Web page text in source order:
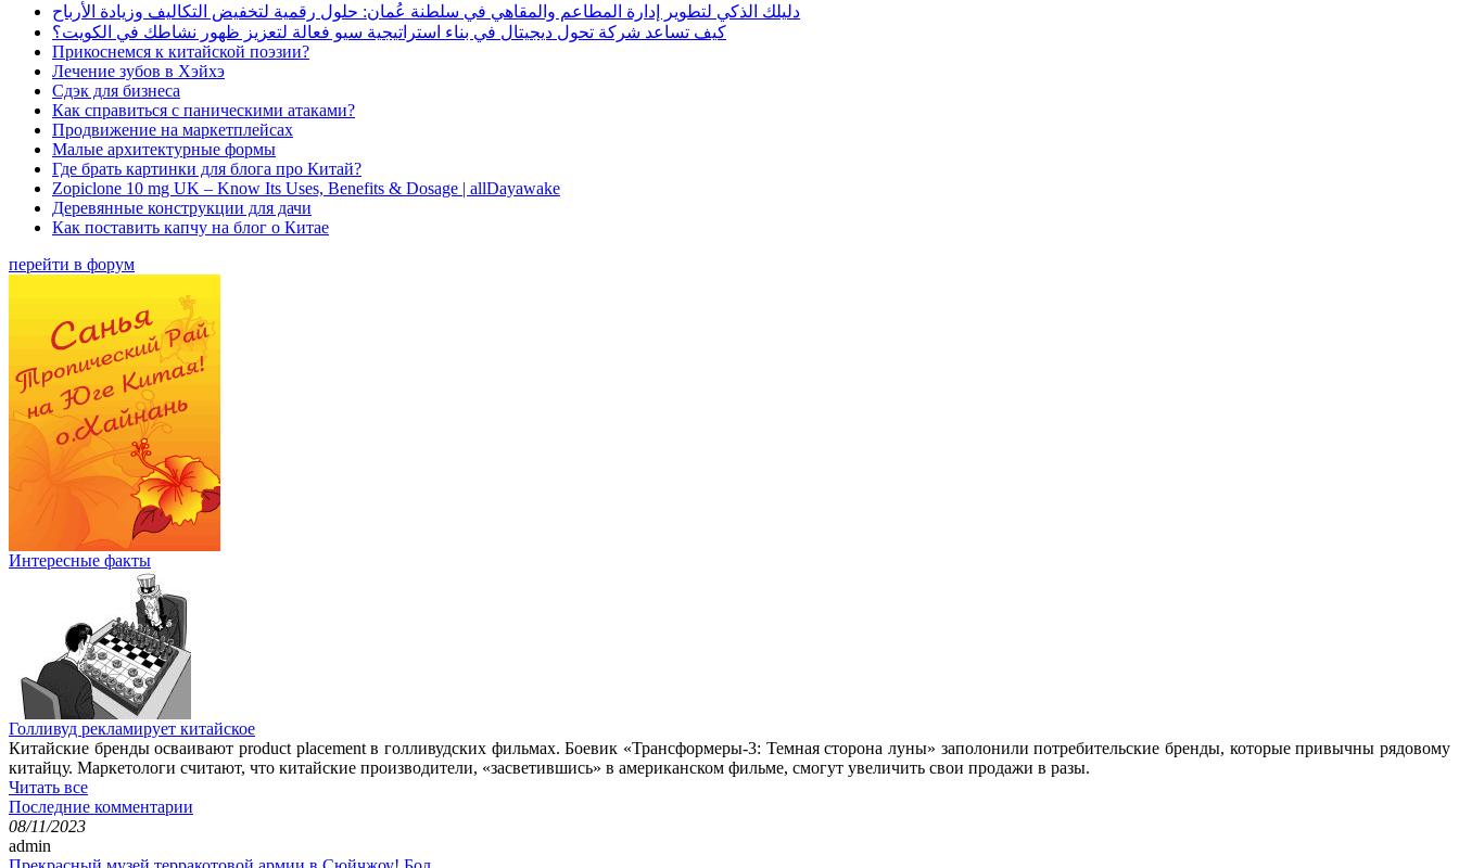
دليلك الذكي لتطوير إدارة المطاعم والمقاهي في سلطنة عُمان: حلول رقمية لتخفيض التكاليف وزيادة الأرباح
كيف تساعد شركة تحول ديجيتال في بناء استراتيجية سيو فعالة لتعزيز ظهور نشاطك في الكويت؟
Прикоснемся к китайской поэзии?
Лечение зубов в Хэйхэ
Сдэк для бизнеса
Как справиться с паническими атаками?
Продвижение на маркетплейсах
Малые архитектурные формы
Где брать картинки для блога про Китай?
Zopiclone 10 mg UK – Know Its Uses, Benefits & Dosage | allDayawake
Деревянные конструкции для дачи
Как поставить капчу на блог о Китае
перейти в форум
Интересные факты
Голливуд рекламирует китайское
Китайские бренды осваивают product placement в голливудских фильмах. Боевик «Трансформеры-3: Темная сторона луны» заполонили потребительские бренды, которые привычны рядовому
китайцу. Маркетологи считают, что китайские производители, «засветившись» в американском фильме, смогут увеличить свои продажи в разы.
Читать все
Последние комментарии
08/11/2023
admin